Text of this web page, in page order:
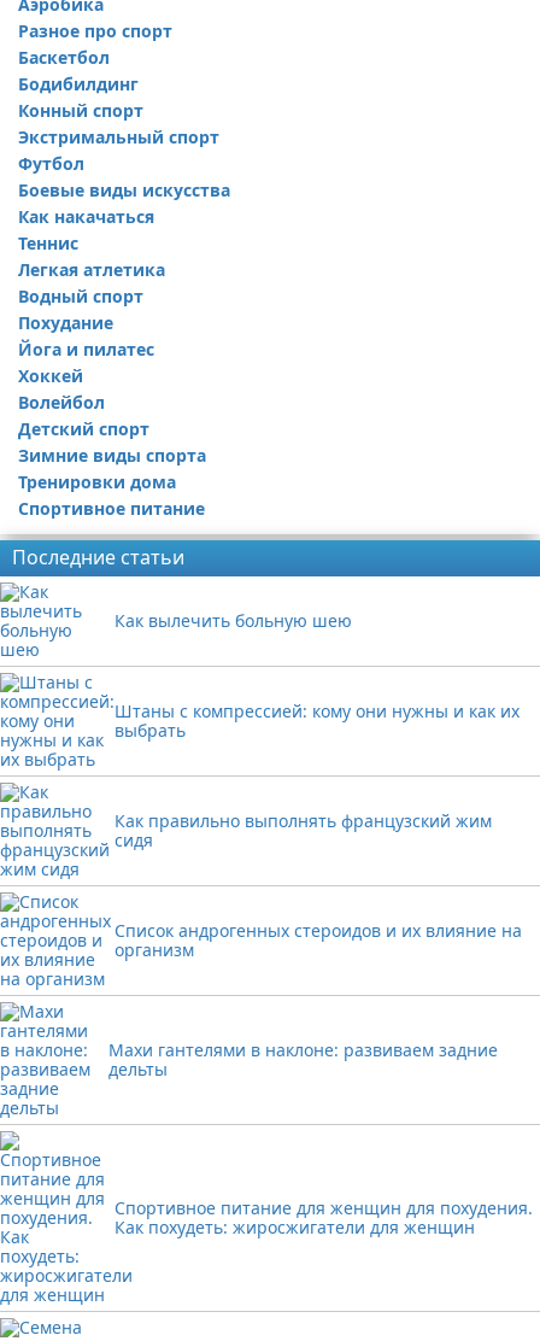
Разное про спорт
Баскетбол
Бодибилдинг
Конный спорт
Экстримальный спорт
Футбол
Боевые виды искусства
Как накачаться
Теннис
Легкая атлетика
Водный спорт
Похудание
Йога и пилатес
Хоккей
Волейбол
Детский спорт
Зимние виды спорта
Тренировки дома
Спортивное питание
Последние статьи
Как вылечить больную шею
Штаны с компрессией: кому они нужны и как их
выбрать
Как правильно выполнять французский жим
сидя
Список андрогенных стероидов и их влияние на
организм
Махи гантелями в наклоне: развиваем задние
дельты
Спортивное питание для женщин для похудения.
Как похудеть: жиросжигатели для женщин